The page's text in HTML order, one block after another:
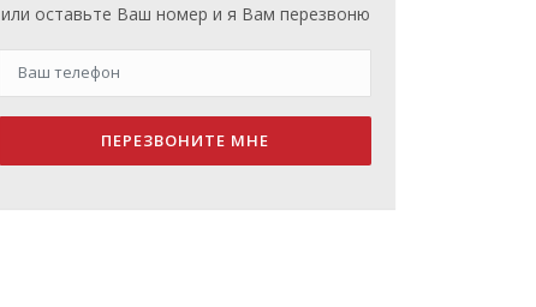
или оставьте Ваш номер и я Вам перезвоню
ПЕРЕЗВОНИТЕ МНЕ